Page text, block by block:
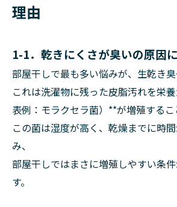
理由
1-1．乾きにくさが臭いの原因に
部屋干しで最も多い悩みが、生乾き臭
これは洗濯物に残った皮脂汚れを栄
表例：モラクセラ菌）**が増殖するこ
この菌は湿度が高く、乾燥までに時
み、
部屋干しではまさに増殖しやすい条
す。